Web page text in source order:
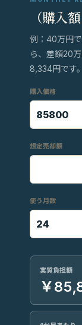
（購入
例：40万円
ら、差額20
8,334円です。
購入価格
想定売却額
使う月数
実質負担額
￥